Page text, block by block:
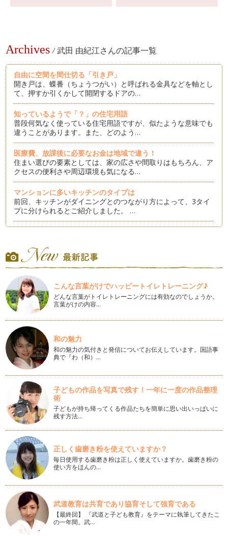
Archives / 武田 由紀江さんの記事一覧
自由に空間を間仕切る「引き戸」
開き戸は、蝶番（ちょうつがい）と呼ばれる金具などを軸とし
て、押すか引くかして開閉するドアの…
知っているようで「？」の住宅用語
普段何気なく使っている住宅用語ですが、似たような意味でも
違うことがあります。また、どのよう…
医療費、放課後に必要なお金は地域で違う！
住まい選びの要素としては、家の広さや間取りはもちろん、ア
クセスの便利さや周辺環境も気になる…
マンションに多いキッチンのタイプは
前回、キッチンがダイニングとのつながり方によって、3タイ
プに分けられるとご紹介しました。 …
想のキッチンのイメージは広がるもの…
LDKのスタイルでくつろぎ方が変わる！
L（リビング）・D（ダイニング）・K（キッチン）は家の中心
となる存在で、その広さや配置によ…
一戸建てを考えるときに気をつけたいこと
一戸建てに住みたいと思っていると、街を歩いていて「いい
な！」というお宅を見つけたりするもの…
マンション暮らしの常識
初めてのマンション暮らしを経験すると、住んで初めて分かる
ことがたくさんあります。一戸建てで…
大きな分譲住宅地の魅力とは
一戸建てを探していると、ハウスメーカーなどが大規模開発し
た分譲住宅地や宅地を目にする機会が…
マイホームがほしいとき、何から始めたらいい？
憧れのマイホーム、いつかは欲しいと思っているけれど、「い
ろいろ調べるのが大変そう、住宅の用…
最寄駅から遠い、バス便の住み心地
マイホームへの希望条件を出してもらうと、ほとんどの方が
「駅に近いところ」と挙げられます。最…
マンションはどこで買えばいい？
「新築マンションはモデルルームがあるけど、中古マンション
はどこで買うの？」と、思ったことは…
こんな言葉がけでハッピートイレトレーニング♪
どんな言葉がトイレトレーニングには有効なのでしょうか。
言葉がけの内容…
和の魅力
和の魅力の気付きと発信についてお伝えしています。国語事
典で『わ（和）…
子どもの作品を写真で残す！一年に一度の作品整理
術
子どもが持ち帰ってくる作品たちを簡単に思い出いっぱいに
残す方法…
正しく歯磨き粉を使えていますか？
毎日使用する歯磨き粉は正しく使えていますか。歯磨き粉の
使い方をほんの…
武道教育は共育であり協育そして強育である
【最終回】 『武道と子ども教育』をテーマに執筆してきたこ
の一年間。武…